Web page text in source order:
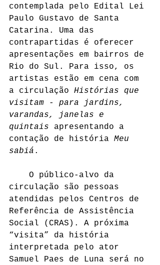
contemplada pelo Edital Lei
Paulo Gustavo de Santa
Catarina. Uma das
contrapartidas é oferecer
apresentações em bairros de
Rio do Sul. Para isso, os
artistas estão em cena com
a circulação Histórias que
visitam - para jardins,
varandas, janelas e
quintais apresentando a
contação de história Meu
sabiá .
circulação são pessoas
atendidas pelos Centros de
Referência de Assistência
Social (CRAS). A próxima
“visita” da história
interpretada pelo ator
Samuel Paes de Luna será no